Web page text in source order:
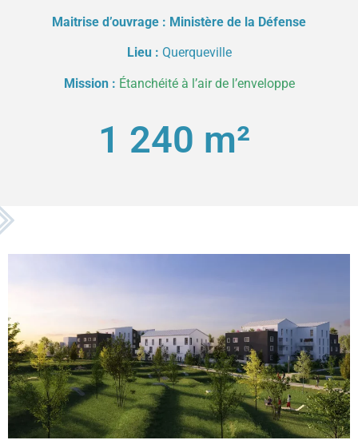
Maitrise d’ouvrage : Ministère de la Défense
Lieu : Querqueville
Mission : Étanchéité à l’air de l’enveloppe
1 240 m²